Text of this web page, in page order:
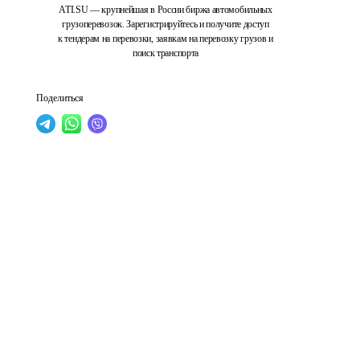
ATI.SU — крупнейшая в России биржа автомобильных
грузоперевозок. Зарегистрируйтесь и получите доступ
к тендерам на перевозки, заявкам на перевозку грузов и
поиск транспорта
Поделиться